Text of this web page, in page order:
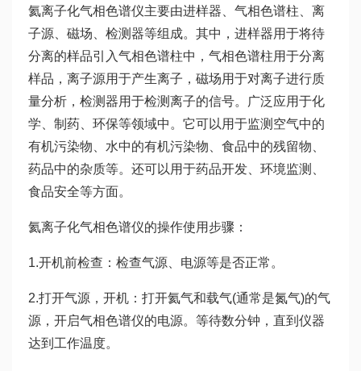
氦离子化气相色谱仪主要由进样器、气相色谱柱、离
子源、磁场、检测器等组成。其中，进样器用于将待
分离的样品引入气相色谱柱中，气相色谱柱用于分离
样品，离子源用于产生离子，磁场用于对离子进行质
量分析，检测器用于检测离子的信号。广泛应用于化
学、制药、环保等领域中。它可以用于监测空气中的
有机污染物、水中的有机污染物、食品中的残留物、
药品中的杂质等。还可以用于药品开发、环境监测、
食品安全等方面。
氦离子化气相色谱仪的操作使用步骤：
1.开机前检查：检查气源、电源等是否正常。
2.打开气源，开机：打开氦气和载气(通常是氮气)的气
源，开启气相色谱仪的电源。等待数分钟，直到仪器
达到工作温度。